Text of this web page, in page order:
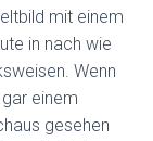
mit einem
in nach wie
Wenn
einem
gesehen